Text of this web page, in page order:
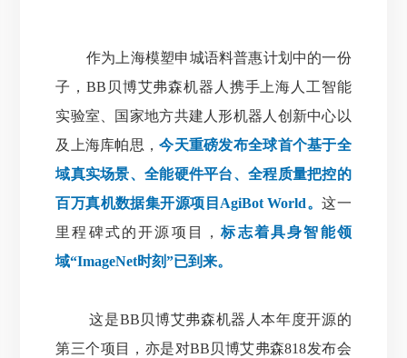
作为上海模塑申城语料普惠计划中的一份
子，BB贝博艾弗森机器人携手上海人工智能
实验室、国家地方共建人形机器人创新中心以
及上海库帕思，今天重磅发布全球首个基于全
域真实场景、全能硬件平台、全程质量把控的
百万真机数据集开源项目AgiBot World。这一
里程碑式的开源项目，标志着具身智能领
域“ImageNet时刻”已到来。
这是BB贝博艾弗森机器人本年度开源的
第三个项目，亦是对BB贝博艾弗森818发布会